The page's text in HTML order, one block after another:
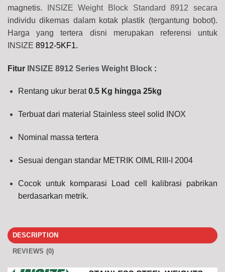
magnetis.
INSIZE Weight Block Standard 8912 secara
individu dikemas dalam kotak plastik (tergantung bobot).
Harga yang tertera disni merupakan referensi untuk
INSIZE 8912-5KF1.
Fitur INSIZE 8912 Series Weight Block :
Rentang ukur berat0.5 Kg hingga 25kg
Terbuat dari material Stainless steel solid INOX
Nominal massa tertera
Sesuai dengan standar METRIK OIML RIII-I 2004
Cocok untuk komparasi Load cell kalibrasi pabrikan
berdasarkan metrik.
DESCRIPTION
REVIEWS (0)